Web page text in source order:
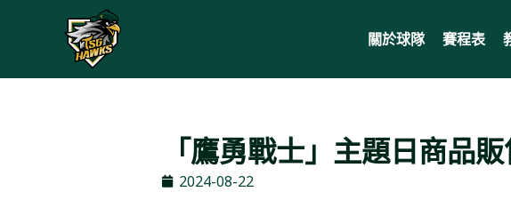
關於球隊 賽程表
「鷹勇戰士」主題日商品
2024-08-22